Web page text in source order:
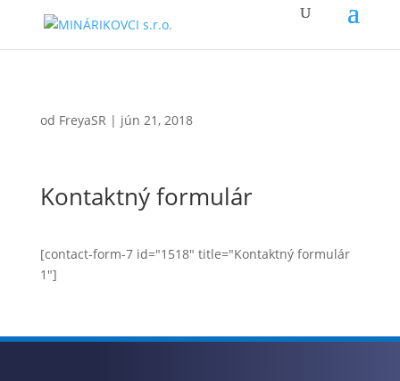
od FreyaSR | jún 21, 2018
Kontaktný formulár
[contact-form-7 id="1518" title="Kontaktný formulár
1"]